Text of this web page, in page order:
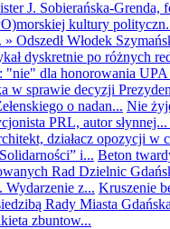
J. Sobierańska-Grenda,
kultury
» Odszedł Włodek
dyskretnie po różnych
"nie" dla honorowania UPA
w sprawie decyzji
o nadan... Nie
PRL, autor słynnej...
działacz opozycji w
i... Beton
Rad Dzielnic
Wydarzenie z... Kruszenie
Rady Miasta
zbuntow...